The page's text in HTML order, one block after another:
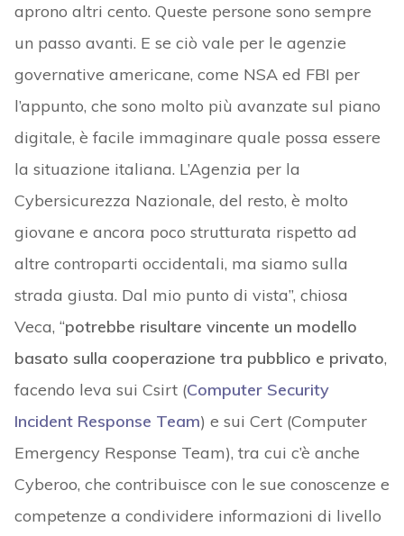
aprono altri cento. Queste persone sono sempre
un passo avanti. E se ciò vale per le agenzie
governative americane, come NSA ed FBI per
l’appunto, che sono molto più avanzate sul piano
digitale, è facile immaginare quale possa essere
la situazione italiana. L’Agenzia per la
Cybersicurezza Nazionale, del resto, è molto
giovane e ancora poco strutturata rispetto ad
altre controparti occidentali, ma siamo sulla
strada giusta. Dal mio punto di vista”, chiosa
Veca, “potrebbe risultare vincente un modello
basato sulla cooperazione tra pubblico e privato,
facendo leva sui Csirt (Computer Security
Incident Response Team) e sui Cert (Computer
Emergency Response Team), tra cui c’è anche
Cyberoo, che contribuisce con le sue conoscenze e
competenze a condividere informazioni di livello